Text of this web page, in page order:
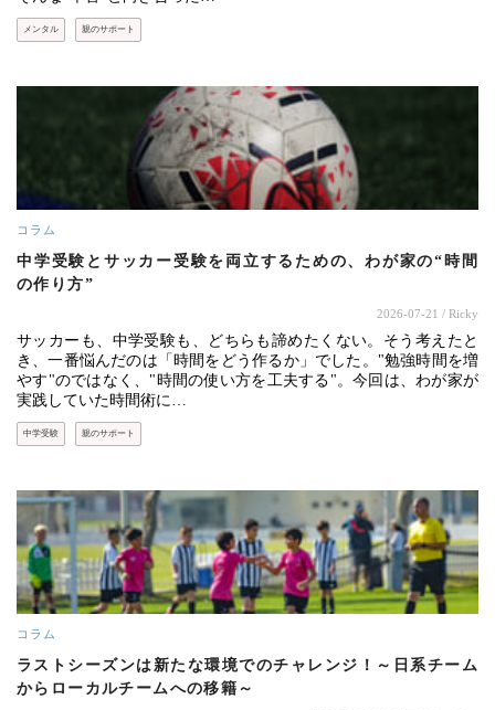
メンタル 親のサポート
コラム
中学受験とサッカー受験を両立するための、わが家の“時間
の作り方”
2026-07-21 / Ricky
サッカーも、中学受験も、どちらも諦めたくない。そう考えたと
き、一番悩んだのは「時間をどう作るか」でした。"勉強時間を増
やす"のではなく、"時間の使い方を工夫する"。今回は、わが家が
実践していた時間術に…
中学受験 親のサポート
コラム
ラストシーズンは新たな環境でのチャレンジ！～日系チーム
からローカルチームへの移籍～